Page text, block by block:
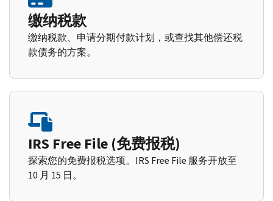
缴纳税款
缴纳税款、申请分期付款计划，或查找其他偿还税
款债务的方案。
IRS Free File (免费报税)
探索您的免费报税选项。IRS Free File 服务开放至
10 月 15 日。